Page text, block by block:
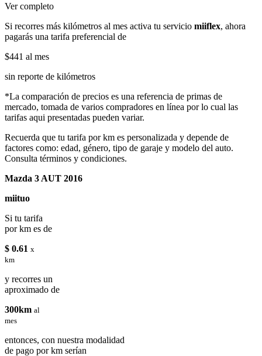
Ver completo
Si recorres más kilómetros al mes activa tu servicio miiflex, ahora
pagarás una tarifa preferencial de
$441 al mes
sin reporte de kilómetros
*La comparación de precios es una referencia de primas de
mercado, tomada de varios compradores en línea por lo cual las
tarifas aqui presentadas pueden variar.
Recuerda que tu tarifa por km es personalizada y depende de
factores como: edad, género, tipo de garaje y modelo del auto.
Consulta términos y condiciones.
Mazda 3 AUT 2016
miituo
Si tu tarifa
por km es de
$ 0.61 x
km
y recorres un
aproximado de
300km al
mes
entonces, con nuestra modalidad
de pago por km serían